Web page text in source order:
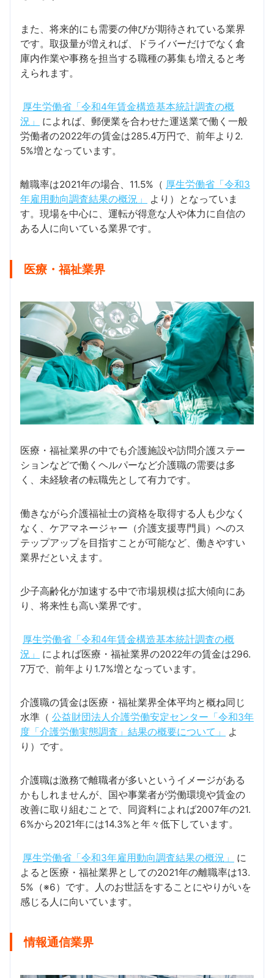
また、将来的にも需要の伸びが期待されている業界
です。取扱量が増えれば、ドライバーだけでなく倉
庫内作業や事務を担当する職種の募集も増えると考
えられます。
厚生労働省「令和4年賃金構造基本統計調査の概
況」
によれば、郵便業を合わせた運送業で働く一般
労働者の2022年の賃金は285.4万円で、前年より2.
5%増となっています。
離職率は2021年の場合、11.5%（ 厚生労働省「令和3
年雇用動向調査結果の概況」
より）となっていま
す。現場を中心に、運転が得意な人や体力に自信の
ある人に向いている業界です。
医療・福祉業界
医療・福祉業界の中でも介護施設や訪問介護ステー
ションなどで働くヘルパーなど介護職の需要は多
く、未経験者の転職先として有力です。
働きながら介護福祉士の資格を取得する人も少なく
なく、ケアマネージャー（介護支援専門員）へのス
テップアップを目指すことが可能など、働きやすい
業界だといえます。
少子高齢化が加速する中で市場規模は拡大傾向にあ
り、将来性も高い業界です。
厚生労働省「令和4年賃金構造基本統計調査の概
況」
によれば医療・福祉業界の2022年の賃金は296.
7万で、前年より1.7%増となっています。
介護職の賃金は医療・福祉業界全体平均と概ね同じ
水準（ 公益財団法人介護労働安定センター「令和3年
度「介護労働実態調査」結果の概要について」
よ
り）です。
介護職は激務で離職者が多いというイメージがある
かもしれませんが、国や事業者が労働環境や賃金の
改善に取り組むことで、同資料によれば2007年の21.
6%から2021年には14.3%と年々低下しています。
厚生労働省「令和3年雇用動向調査結果の概況」
に
よると医療・福祉業界としての2021年の離職率は13.
5%（※6）です。人のお世話をすることにやりがいを
感じる人に向いています。
情報通信業界